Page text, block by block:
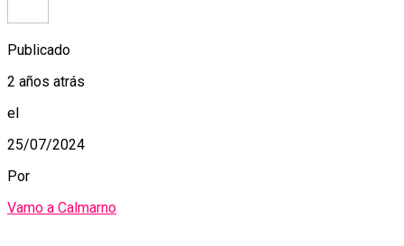
Publicado
2 años atrás
el
25/07/2024
Por
Vamo a Calmarno